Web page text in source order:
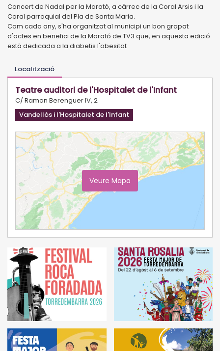
Concert de Nadal per la Marató, a càrrec de la Coral Arsis i la
Coral parroquial del Pla de Santa Maria.
Com cada any, s'ha organitzat al municipi un bon grapat
d'actes en benefici de la Marató de TV3 que, en aquesta edició
està dedicada a la diabetis l'obesitat
Localització
Teatre auditori de l'Hospitalet de l'Infant
C/ Ramon Berenguer IV, 2
Vandellòs i l'Hospitalet de l'Infant
Veure Mapa